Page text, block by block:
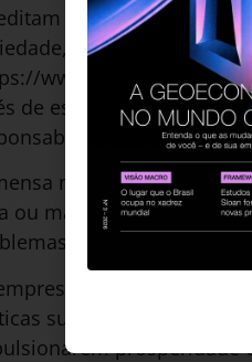
que líderes
60% acreditam
de esperar que o
perante o
maioria de nós,
ou mais questões como
da sociedade
ganham mais
sustentáveis, terem
prosperidade